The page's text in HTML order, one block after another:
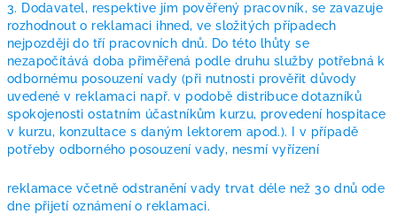
3. Dodavatel, respektive jím pověřený pracovník, se zavazuje
rozhodnout o reklamaci ihned, ve složitých případech
nejpozději do tří pracovních dnů. Do této lhůty se
nezapočítává doba přiměřená podle druhu služby potřebná k
odbornému posouzení vady (při nutnosti prověřit důvody
uvedené v reklamaci např. v podobě distribuce dotazníků
spokojenosti ostatním účastníkům kurzu, provedení hospitace
v kurzu, konzultace s daným lektorem apod.). I v případě
potřeby odborného posouzení vady, nesmí vyřízení
reklamace včetně odstranění vady trvat déle než 30 dnů ode
dne přijetí oznámení o reklamaci.